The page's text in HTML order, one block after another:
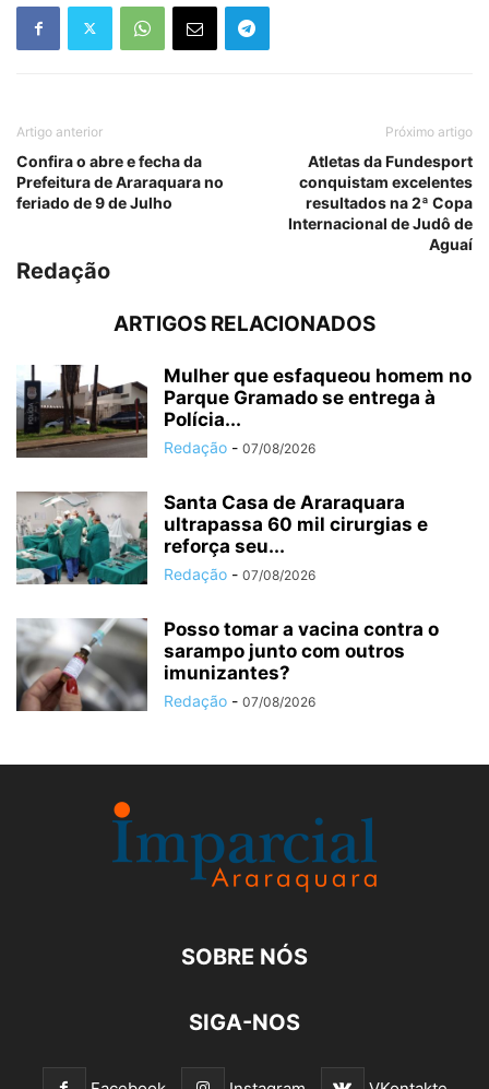
Artigo anterior
Confira o abre e fecha da
Prefeitura de Araraquara no
feriado de 9 de Julho
Próximo artigo
Atletas da Fundesport
conquistam excelentes
resultados na 2ª Copa
Internacional de Judô de
Aguaí
Redação
ARTIGOS RELACIONADOS
Mulher que esfaqueou homem no
Parque Gramado se entrega à
Polícia...
Redação - 07/08/2026
Santa Casa de Araraquara
ultrapassa 60 mil cirurgias e
reforça seu...
Redação - 07/08/2026
Posso tomar a vacina contra o
sarampo junto com outros
imunizantes?
Redação - 07/08/2026
SOBRE NÓS
SIGA-NOS